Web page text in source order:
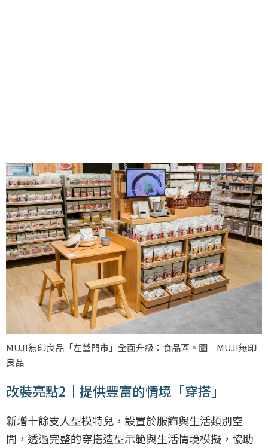
MUJI無印良品「左營門市」全面升級：食品區。圖｜MUJI無印
良品
改裝亮點2｜提供豐富的情境「穿搭」
新增十餘支人型模特兒，設置於服飾與生活類別空
間，透過完整的穿搭造型示範與生活情境模擬，協助